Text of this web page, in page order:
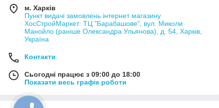
м. Харків
Пункт видачі замовлень інтернет магазину
ХосСтройМаркет: ТЦ "Барабашове", вул. Миколи
Манойло (раніше Олександра Ульянова), д. 54, Харків,
Україна
Контакти
Сьогодні працює з 09:00 до 18:00
Показати весь графік роботи